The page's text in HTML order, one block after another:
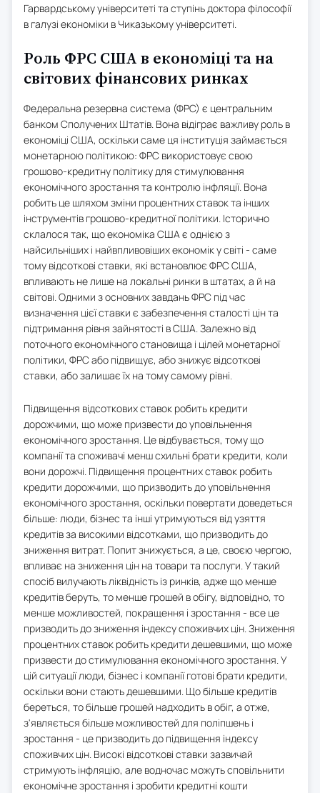
Гарвардському університеті та ступінь доктора філософії
в галузі економіки в Чиказькому університеті.
Роль ФРС США в економіці та на
світових фінансових ринках
Федеральна резервна система (ФРС) є центральним
банком Сполучених Штатів. Вона відіграє важливу роль в
економіці США, оскільки саме ця інституція займається
монетарною політикою: ФРС використовує свою
грошово-кредитну політику для стимулювання
економічного зростання та контролю інфляції. Вона
робить це шляхом зміни процентних ставок та інших
інструментів грошово-кредитної політики. Історично
склалося так, що економіка США є однією з
найсильніших і найвпливовіших економік у світі - саме
тому відсоткові ставки, які встановлює ФРС США,
впливають не лише на локальні ринки в штатах, а й на
світові. Одними з основних завдань ФРС під час
визначення цієї ставки є забезпечення сталості цін та
підтримання рівня зайнятості в США. Залежно від
поточного економічного становища і цілей монетарної
політики, ФРС або підвищує, або знижує відсоткові
ставки, або залишає їх на тому самому рівні.
Підвищення відсоткових ставок робить кредити
дорожчими, що може призвести до уповільнення
економічного зростання. Це відбувається, тому що
компанії та споживачі менш схильні брати кредити, коли
вони дорожчі. Підвищення процентних ставок робить
кредити дорожчими, що призводить до уповільнення
економічного зростання, оскільки повертати доведеться
більше: люди, бізнес та інші утримуються від узяття
кредитів за високими відсотками, що призводить до
зниження витрат. Попит знижується, а це, своєю чергою,
впливає на зниження цін на товари та послуги. У такий
спосіб вилучають ліквідність із ринків, адже що менше
кредитів беруть, то менше грошей в обігу, відповідно, то
менше можливостей, покращення і зростання - все це
призводить до зниження індексу споживчих цін. Зниження
процентних ставок робить кредити дешевшими, що може
призвести до стимулювання економічного зростання. У
цій ситуації люди, бізнес і компанії готові брати кредити,
оскільки вони стають дешевшими. Що більше кредитів
береться, то більше грошей надходить в обіг, а отже,
з'являється більше можливостей для поліпшень і
зростання - це призводить до підвищення індексу
споживчих цін. Високі відсоткові ставки зазвичай
стримують інфляцію, але водночас можуть сповільнити
економічне зростання і зробити кредитні кошти